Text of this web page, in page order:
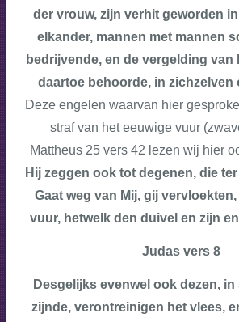
der vrouw, zijn verhit geworden
elkander, mannen met mannen
bedrijvende, en de vergelding van
daartoe behoorde, in zichzelven
Deze engelen waarvan hier
straf van het eeuwige vuur
Mattheus 25 vers 42 lezen wij hier
Hij zeggen ook tot degenen, die
Gaat weg van Mij, gij
vuur, hetwelk den duivel en zijn
Judas vers 8
Desgelijks evenwel ook dezen,
zijnde, verontreinigen het vlees,